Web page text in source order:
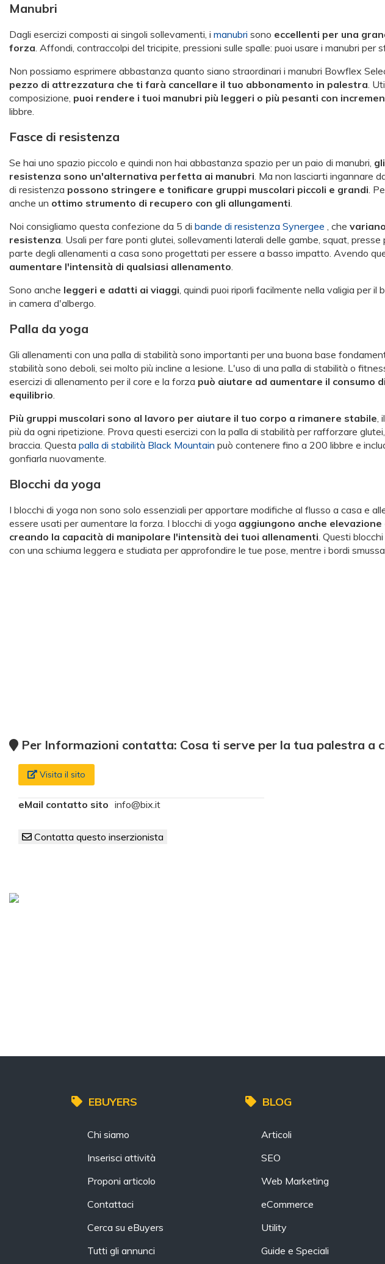
Manubri
Dagli esercizi composti ai singoli sollevamenti, i manubri sono eccellenti per una
forza. Affondi, contraccolpi del tricipite, pressioni sulle spalle: puoi usare i manubri per
Non possiamo esprimere abbastanza quanto siano straordinari i manubri Bowflex
pezzo di attrezzatura che ti farà cancellare il tuo abbonamento in palestra.
composizione, puoi rendere i tuoi manubri più leggeri o più pesanti con
libbre.
Fasce di resistenza
Se hai uno spazio piccolo e quindi non hai abbastanza spazio per un paio di manubri,
resistenza sono un'alternativa perfetta ai manubri. Ma non lasciarti ingannare
di resistenza possono stringere e tonificare gruppi muscolari piccoli e grandi.
anche un ottimo strumento di recupero con gli allungamenti.
Noi consigliamo questa confezione da 5 di bande di resistenza Synergee , che
resistenza. Usali per fare ponti glutei, sollevamenti laterali delle gambe, squat,
parte degli allenamenti a casa sono progettati per essere a basso impatto. Avendo
aumentare l'intensità di qualsiasi allenamento.
Sono anche leggeri e adatti ai viaggi, quindi puoi riporli facilmente nella valigia per il
in camera d'albergo.
Palla da yoga
Gli allenamenti con una palla di stabilità sono importanti per una buona base
stabilità sono deboli, sei molto più incline a lesione. L'uso di una palla di stabilità o
esercizi di allenamento per il core e la forza può aiutare ad aumentare il consumo
equilibrio.
Più gruppi muscolari sono al lavoro per aiutare il tuo corpo a rimanere stabile,
più da ogni ripetizione. Prova questi esercizi con la palla di stabilità per rafforzare
braccia. Questa palla di stabilità Black Mountain può contenere fino a 200 libbre e
gonfiarla nuovamente.
Blocchi da yoga
I blocchi di yoga non sono solo essenziali per apportare modifiche al flusso a casa e
essere usati per aumentare la forza. I blocchi di yoga aggiungono anche
creando la capacità di manipolare l'intensità dei tuoi allenamenti. Questi
con una schiuma leggera e studiata per approfondire le tue pose, mentre i bordi
Per Informazioni contatta: Cosa ti serve per la tua palestra a
Visita il sito
eMail contatto sito info@bix.it
Contatta questo inserzionista
EBUYERS
Chi siamo
Inserisci attività
Proponi articolo
Contattaci
Cerca su eBuyers
Tutti gli annunci
BLOG
Articoli
SEO
Web Marketing
eCommerce
Utility
Guide e Speciali